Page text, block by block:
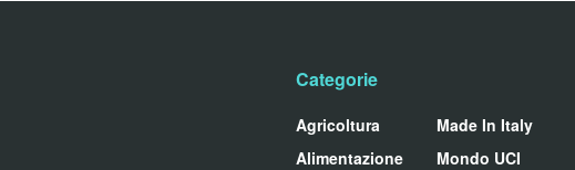
Categorie
Agricoltura
Alimentazione
Made In Italy
Mondo UCI